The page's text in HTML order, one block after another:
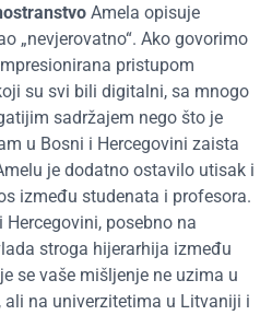
Amela opisuje
„nevjerovatno“. Ako govorimo
pristupom
su svi bili digitalni, sa mnogo
sadržajem nego što je
u Bosni i Hercegovini zaista
je dodatno ostavilo utisak i
između studenata i profesora.
posebno na
stroga hijerarhija između
se vaše mišljenje ne uzima u
ali na univerzitetima u Litvaniji i